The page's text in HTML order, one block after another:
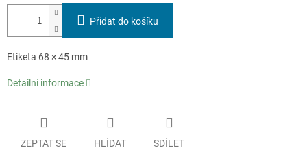
Přidat do košíku
Etiketa 68 × 45 mm
Detailní informace
ZEPTAT SE HLÍDAT SDÍLET